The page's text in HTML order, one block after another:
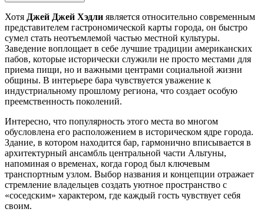
Хотя Джей Джей Хэдли является относительно современным
представителем гастрономической карты города, он быстро
сумел стать неотъемлемой частью местной культуры.
Заведение воплощает в себе лучшие традиции американских
пабов, которые исторически служили не просто местами для
приема пищи, но и важными центрами социальной жизни
общины. В интерьере бара чувствуется уважение к
индустриальному прошлому региона, что создает особую
преемственность поколений.
Интересно, что популярность этого места во многом
обусловлена его расположением в историческом ядре города.
Здание, в котором находится бар, гармонично вписывается в
архитектурный ансамбль центральной части Альтуны,
напоминая о временах, когда город был ключевым
транспортным узлом. Выбор названия и концепции отражает
стремление владельцев создать уютное пространство с
«соседским» характером, где каждый гость чувствует себя
своим.